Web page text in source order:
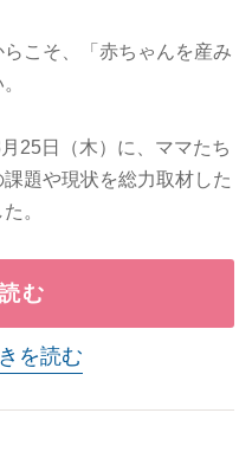
こそ、「赤ちゃんを産み
25日（木）に、ママたち
題や現状を総力取材した
。
む
を読む